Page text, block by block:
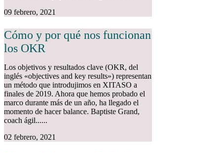
09 febrero, 2021
Cómo y por qué nos funcionan
los OKR
Los objetivos y resultados clave (OKR, del
inglés «objectives and key results») representan
un método que introdujimos en XITASO a
finales de 2019. Ahora que hemos probado el
marco durante más de un año, ha llegado el
momento de hacer balance. Baptiste Grand,
coach ágil......
02 febrero, 2021